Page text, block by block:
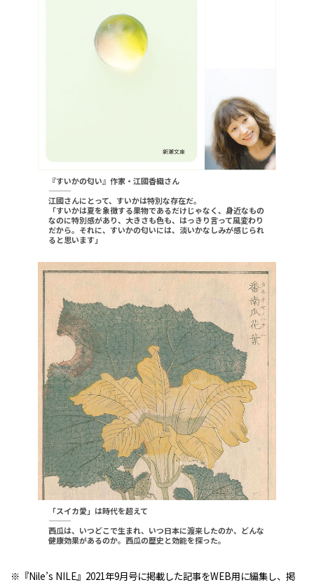
『すいかの匂い』作家・江國香織さん
———
江國さんにとって、すいかは特別な存在だ。
「すいかは夏を象徴する果物であるだけじゃなく、身近なもの
なのに特別感があり、大きさも色も、はっきり言って風変わり
だから。それに、すいかの匂いには、淡いかなしみが感じられ
ると思います」
「スイカ愛」は時代を超えて
———
西瓜は、いつどこで生まれ、いつ日本に渡来したのか、どんな
健康効果があるのか。西瓜の歴史と効能を探った。
※『Nile’s NILE』2021年9月号に掲載した記事をWEB用に編集し、掲